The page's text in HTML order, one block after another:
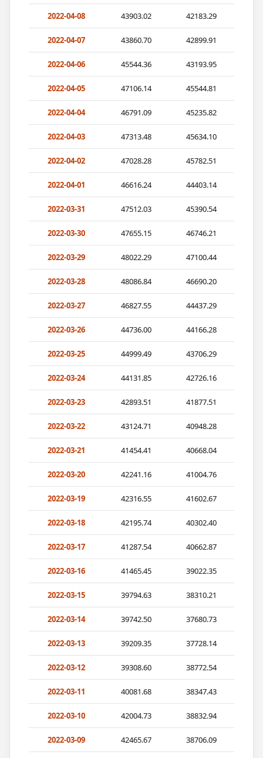
2022-04-08 43903.02 42183.29
2022-04-07 43860.70 42899.91
2022-04-06 45544.36 43193.95
2022-04-05 47106.14 45544.81
2022-04-04 46791.09 45235.82
2022-04-03 47313.48 45634.10
2022-04-02 47028.28 45782.51
2022-04-01 46616.24 44403.14
2022-03-31 47512.03 45390.54
2022-03-30 47655.15 46746.21
2022-03-29 48022.29 47100.44
2022-03-28 48086.84 46690.20
2022-03-27 46827.55 44437.29
2022-03-26 44736.00 44166.28
2022-03-25 44999.49 43706.29
2022-03-24 44131.85 42726.16
2022-03-23 42893.51 41877.51
2022-03-22 43124.71 40948.28
2022-03-21 41454.41 40668.04
2022-03-20 42241.16 41004.76
2022-03-19 42316.55 41602.67
2022-03-18 42195.74 40302.40
2022-03-17 41287.54 40662.87
2022-03-16 41465.45 39022.35
2022-03-15 39794.63 38310.21
2022-03-14 39742.50 37680.73
2022-03-13 39209.35 37728.14
2022-03-12 39308.60 38772.54
2022-03-11 40081.68 38347.43
2022-03-10 42004.73 38832.94
2022-03-09 42465.67 38706.09